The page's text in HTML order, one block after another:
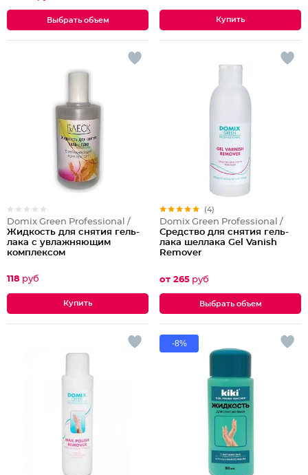
Выбрать объем
Domix Green Professional /
Жидкость для снятия гель-
лака с увлажняющим
комплексом
118 руб
(4)
Domix Green Professional /
Средство для снятия гель-
лака шеллака Gel Vanish
Remover
от 265 руб
Выбрать объем
-8%